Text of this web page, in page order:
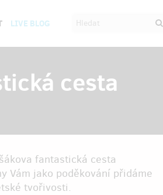
LIVE BLOG
cesta
fantastická cesta
Vám jako poděkování přidáme
tvořivosti.